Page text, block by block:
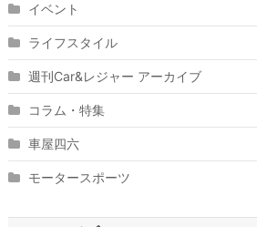
イベント
ライフスタイル
週刊Car&レジャー アーカイブ
コラム・特集
車屋四六
モータースポーツ